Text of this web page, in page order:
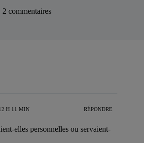
2 commentaires
H 11 MIN RÉPONDRE
elles personnelles ou servaient-